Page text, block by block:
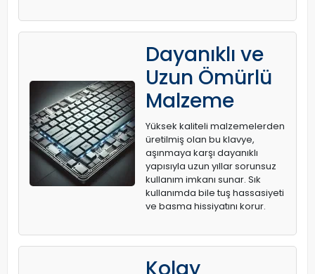
Dayanıklı ve
Uzun Ömürlü
Malzeme
Yüksek kaliteli malzemelerden
üretilmiş olan bu klavye,
aşınmaya karşı dayanıklı
yapısıyla uzun yıllar sorunsuz
kullanım imkanı sunar. Sık
kullanımda bile tuş hassasiyeti
ve basma hissiyatını korur.